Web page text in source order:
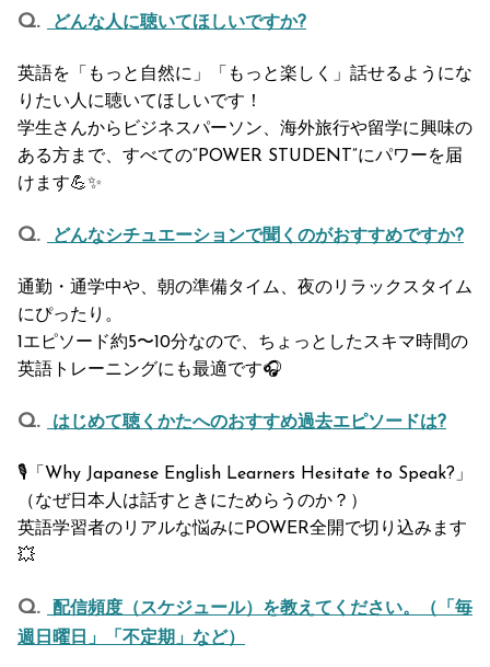
どんな人に聴いてほしいですか?
英語を「もっと自然に」「もっと楽しく」話せるようにな
りたい人に聴いてほしいです！
学生さんからビジネスパーソン、海外旅行や留学に興味の
ある方まで、すべての“POWER STUDENT”にパワーを届
けます💪✨
どんなシチュエーションで聞くのがおすすめですか?
通勤・通学中や、朝の準備タイム、夜のリラックスタイム
にぴったり。
1エピソード約5〜10分なので、ちょっとしたスキマ時間の
英語トレーニングにも最適です🎧
はじめて聴くかたへのおすすめ過去エピソードは?
🎙「Why Japanese English Learners Hesitate to Speak?」
（なぜ日本人は話すときにためらうのか？）
英語学習者のリアルな悩みにPOWER全開で切り込みます
💥
配信頻度（スケジュール）を教えてください。（「毎
週日曜日」「不定期」など）